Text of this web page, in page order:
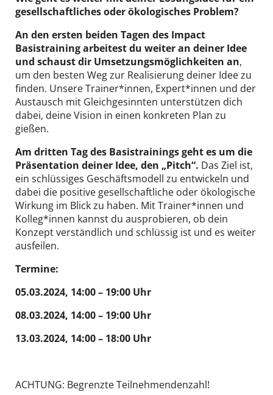
gesellschaftliches oder ökologisches Problem?
An den ersten beiden Tagen des Impact
Basistraining arbeitest du weiter an deiner Idee
und schaust dir Umsetzungsmöglichkeiten an,
um den besten Weg zur Realisierung deiner Idee zu
finden. Unsere Trainer*innen, Expert*innen und der
Austausch mit Gleichgesinnten unterstützen dich
dabei, deine Vision in einen konkreten Plan zu
gießen.
Am dritten Tag des Basistrainings geht es um die
Präsentation deiner Idee, den „Pitch“. Das Ziel ist,
ein schlüssiges Geschäftsmodell zu entwickeln und
dabei die positive gesellschaftliche oder ökologische
Wirkung im Blick zu haben. Mit Trainer*innen und
Kolleg*innen kannst du ausprobieren, ob dein
Konzept verständlich und schlüssig ist und es weiter
ausfeilen.
Termine:
05.03.2024, 14:00 – 19:00 Uhr
08.03.2024, 14:00 – 19:00 Uhr
13.03.2024, 14:00 – 18:00 Uhr
ACHTUNG: Begrenzte Teilnehmendenzahl!